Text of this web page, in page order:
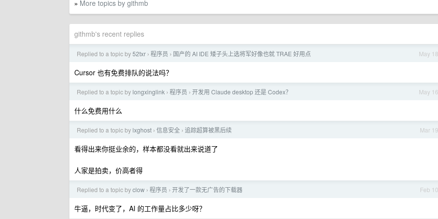
» More topics by githmb
githmb's recent replies
May 18
Replied to a topic by52txr › 程序员 › 国产的 AI IDE 矮子头上选将军好像也就 TRAE 好用点
Cursor 也有免费排队的说法吗？
May 16
Replied to a topic by longxinglink › 程序员 › 开发用 Claude desktop 还是 Codex？
什么免费用什么
Mar 19
Replied to a topic by lxghost › 信息安全 › 追踪超算被黑后续
看得出来你挺业余的，样本都没看就出来说道了
人家是拍卖，价高者得
Feb 10
Replied to a topic byclow › 程序员 › 开发了一款无广告的下载器
牛逼，时代变了，AI 的工作量占比多少呀？